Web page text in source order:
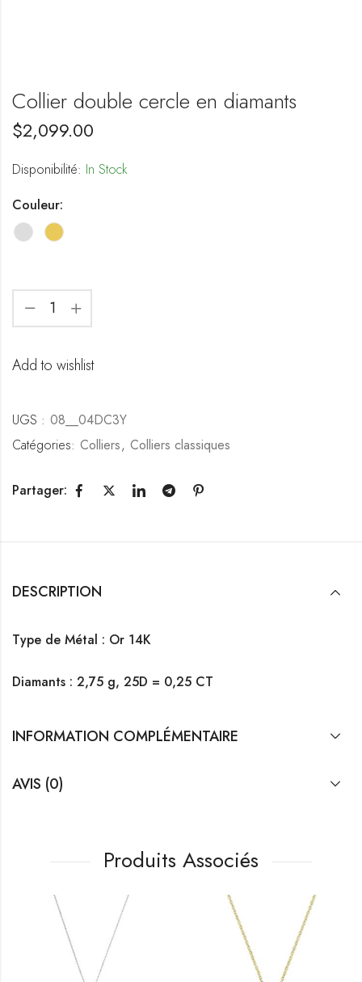
Collier double cercle en diamants
$2,099.00
Disponibilité: In Stock
Couleur:
Add to wishlist
UGS : 08__04DC3Y
Catégories: Colliers, Colliers classiques
Partager:
DESCRIPTION
Type de Métal : Or 14K
Diamants : 2,75 g, 25D = 0,25 CT
INFORMATION COMPLÉMENTAIRE
AVIS (0)
Produits Associés